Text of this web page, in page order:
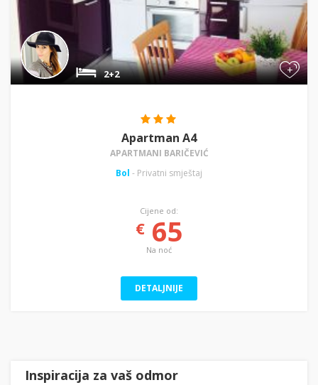
+
2+2
Apartman A4
APARTMANI BARIČEVIĆ
Bol - Privatni smještaj
Cijene od:
€65
Na noć
DETALJNIJE
Inspiracija za vaš odmor